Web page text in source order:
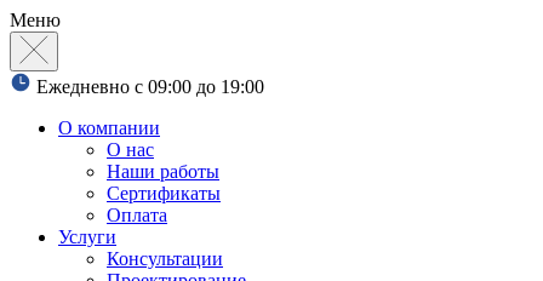
Меню
Ежедневно с 09:00 до 19:00
О компании
О нас
Наши работы
Сертификаты
Оплата
Услуги
Консультации